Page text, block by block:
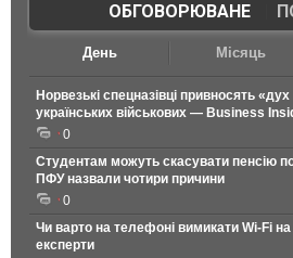
ОБГОВОРЮВАНЕ|
День Місяць
Норвезькі спецназівці привносять «дух
українських військових — Business
0
Студентам можуть скасувати пенсію
ПФУ назвали чотири причини
0
Чи варто на телефонi вимикати Wi-Fi
експерти